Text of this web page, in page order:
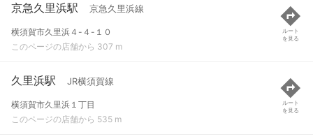
京急久里浜駅 京急久里浜線
横須賀市久里浜４-４-１０
このページの店舗から 307 m
ルート
を見る
久里浜駅 JR横須賀線
横須賀市久里浜１丁目
このページの店舗から 535 m
ルート
を見る